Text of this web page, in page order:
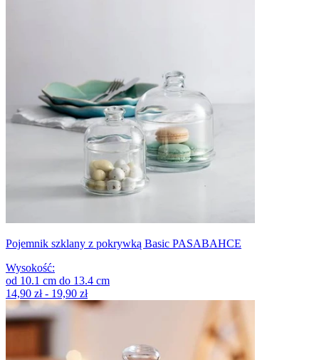
Pojemnik szklany z pokrywką Basic PASABAHCE
Wysokość:
od 10.1 cm do 13.4 cm
14,90 zł - 19,90 zł